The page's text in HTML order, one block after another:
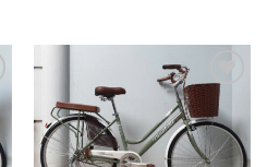
Add to
wishlist